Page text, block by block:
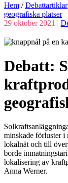
Hem /Debattartiklar
geografiska platser
29 oktober 2021 |
Debatt:
minskade förluster i
lokalnät och till
borde
lokalisering av
Anna Werner.